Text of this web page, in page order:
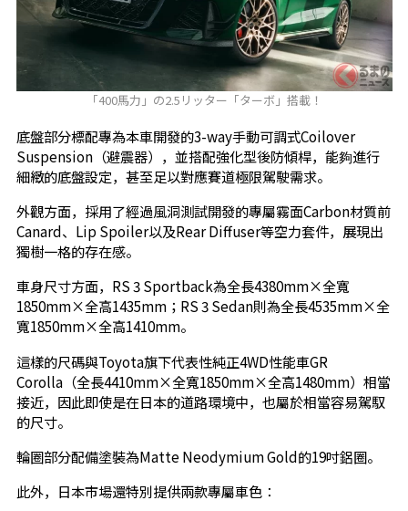
「400馬力」の2.5リッター「ターボ」搭載！
底盤部分標配專為本車開發的3-way手動可調式Coilover
Suspension（避震器），並搭配強化型後防傾桿，能夠進行
細緻的底盤設定，甚至足以對應賽道極限駕駛需求。
外觀方面，採用了經過風洞測試開發的專屬霧面Carbon材質前
Canard、Lip Spoiler以及Rear Diffuser等空力套件，展現出
獨樹一格的存在感。
車身尺寸方面，RS 3 Sportback為全長4380mm×全寬
1850mm×全高1435mm；RS 3 Sedan則為全長4535mm×全
寬1850mm×全高1410mm。
這樣的尺碼與Toyota旗下代表性純正4WD性能車GR
Corolla（全長4410mm×全寬1850mm×全高1480mm）相當
接近，因此即使是在日本的道路環境中，也屬於相當容易駕馭
的尺寸。
輪圈部分配備塗裝為Matte Neodymium Gold的19吋鋁圈。
此外，日本市場還特別提供兩款專屬車色：